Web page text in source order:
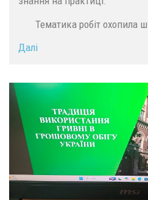
Тематика робіт охопила
Далі